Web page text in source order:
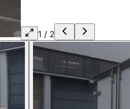
1 / 2